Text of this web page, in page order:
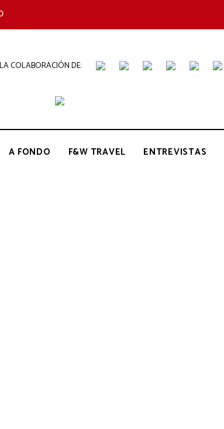
COLABORACIÓN DE:
THE
GOURMET
Periódico
Gastronomía
A FONDO F&W TRAVEL ENTREVISTAS